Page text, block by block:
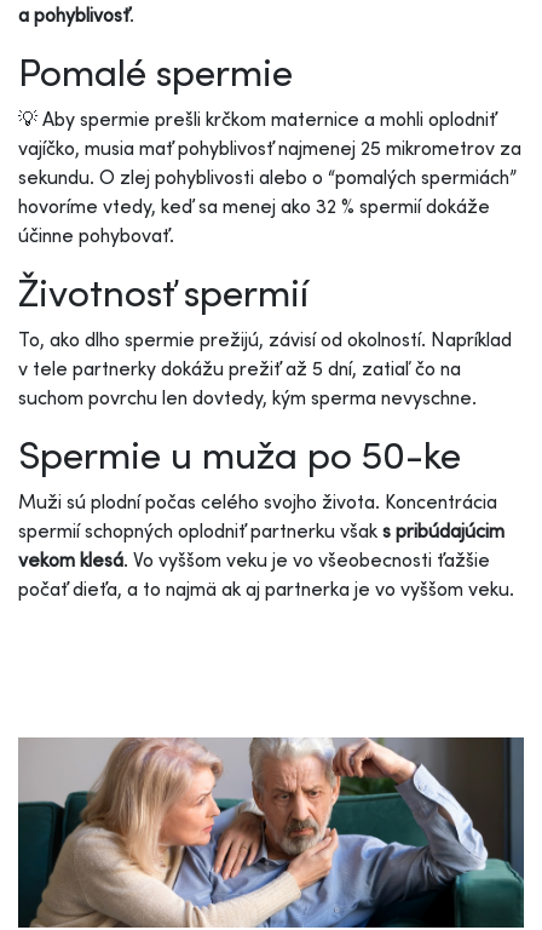
a pohyblivosť.
Pomalé spermie
💡 Aby spermie prešli krčkom maternice a mohli oplodniť
vajíčko, musia mať pohyblivosť najmenej 25 mikrometrov za
sekundu. O zlej pohyblivosti alebo o “pomalých spermiách”
hovoríme vtedy, keď sa menej ako 32 % spermií dokáže
účinne pohybovať.
Životnosť spermií
To, ako dlho spermie prežijú, závisí od okolností. Napríklad
v tele partnerky dokážu prežiť až 5 dní, zatiaľ čo na
suchom povrchu len dovtedy, kým sperma nevyschne.
Spermie u muža po 50-ke
Muži sú plodní počas celého svojho života. Koncentrácia
spermií schopných oplodniť partnerku však s pribúdajúcim
vekom klesá. Vo vyššom veku je vo všeobecnosti ťažšie
počať dieťa, a to najmä ak aj partnerka je vo vyššom veku.